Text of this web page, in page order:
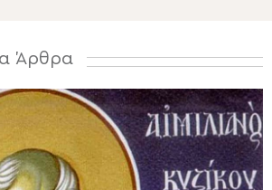
Άρθρα